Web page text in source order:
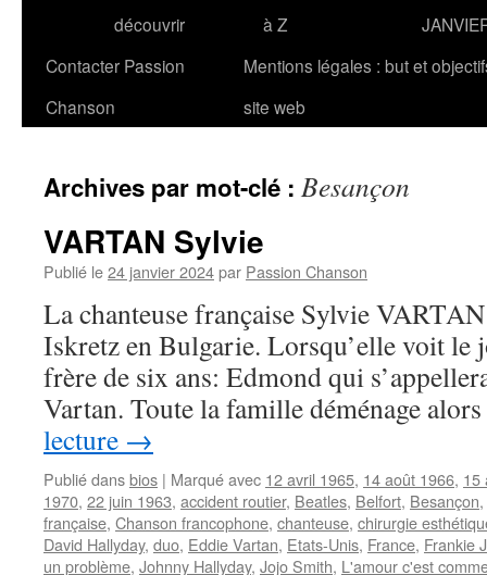
découvrir
à Z
Contacter Passion
Chanson
Mentions légales : but et
site web
Archives par mot-clé : Besançon
VARTAN Sylvie
Publié le24 janvier 2024par Passion Chanson
La chanteuse française Sylvie
Iskretz en Bulgarie. Lorsqu’elle voit le
frère de six ans: Edmond qui
Vartan. Toute la famille déménage
lecture →
Publié dansbios | Marqué avec 12 avril 1965, 14 août 1966, 15
1970, 22 juin 1963, accident routier, Beatles, Belfort, Besançon,
française, Chanson francophone, chanteuse, chirurgie
David Hallyday, duo, Eddie Vartan, Etats-Unis, France, Frankie
un problème, Johnny Hallyday, Jojo Smith, L'amour c'est